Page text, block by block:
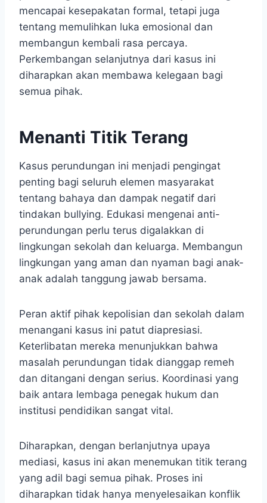
mencapai kesepakatan formal, tetapi juga
tentang memulihkan luka emosional dan
membangun kembali rasa percaya.
Perkembangan selanjutnya dari kasus ini
diharapkan akan membawa kelegaan bagi
semua pihak.
Menanti Titik Terang
Kasus perundungan ini menjadi pengingat
penting bagi seluruh elemen masyarakat
tentang bahaya dan dampak negatif dari
tindakan bullying. Edukasi mengenai anti-
perundungan perlu terus digalakkan di
lingkungan sekolah dan keluarga. Membangun
lingkungan yang aman dan nyaman bagi anak-
anak adalah tanggung jawab bersama.
Peran aktif pihak kepolisian dan sekolah dalam
menangani kasus ini patut diapresiasi.
Keterlibatan mereka menunjukkan bahwa
masalah perundungan tidak dianggap remeh
dan ditangani dengan serius. Koordinasi yang
baik antara lembaga penegak hukum dan
institusi pendidikan sangat vital.
Diharapkan, dengan berlanjutnya upaya
mediasi, kasus ini akan menemukan titik terang
yang adil bagi semua pihak. Proses ini
diharapkan tidak hanya menyelesaikan konflik